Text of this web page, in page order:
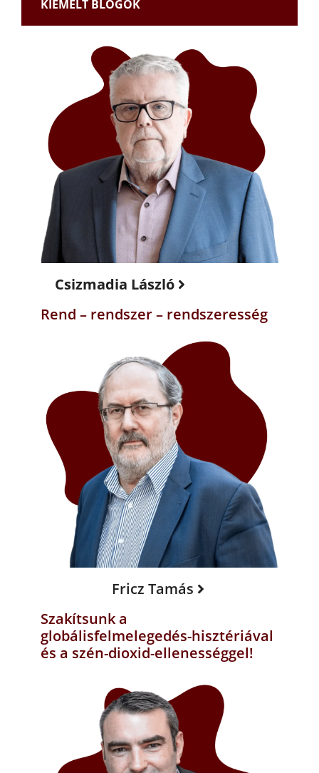
KIEMELT BLOGOK
Csizmadia László
Rend – rendszer – rendszeresség
Fricz Tamás
Szakítsunk a
globálisfelmelegedés-hisztériával
és a szén-dioxid-ellenességgel!